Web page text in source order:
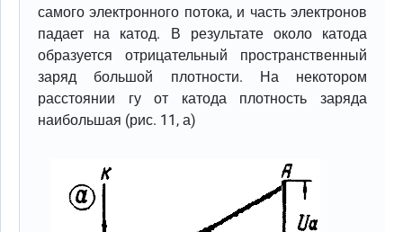
самого электронного потока, и часть электронов
падает на катод. В результате около катода
образуется отрицательный пространственный
заряд большой плотности. На некотором
расстоянии гу от катода плотность заряда
наибольшая (рис. 11, а)